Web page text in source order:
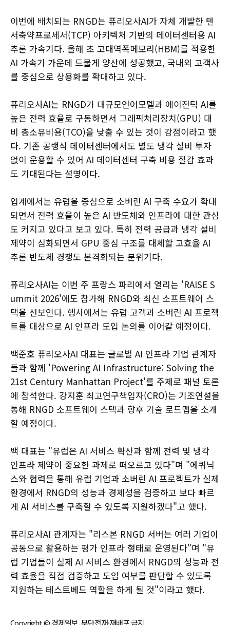
이번에 배치되는 RNGD는 퓨리오사AI가 자체 개발한 텐
서축약프로세서(TCP) 아키텍처 기반의 데이터센터용 AI
추론 가속기다. 올해 초 고대역폭메모리(HBM)를 적용한
AI 가속기 가운데 드물게 양산에 성공했고, 국내외 고객사
를 중심으로 상용화를 확대하고 있다.
퓨리오사AI는 RNGD가 대규모언어모델과 에이전틱 AI를
높은 전력 효율로 구동하면서 그래픽처리장치(GPU) 대
비 총소유비용(TCO)을 낮출 수 있는 것이 강점이라고 했
다. 기존 공랭식 데이터센터에서도 별도 냉각 설비 투자
없이 운용할 수 있어 AI 데이터센터 구축 비용 절감 효과
도 기대된다는 설명이다.
업계에서는 유럽을 중심으로 소버린 AI 구축 수요가 확대
되면서 전력 효율이 높은 AI 반도체와 인프라에 대한 관심
도 커지고 있다고 보고 있다. 특히 전력 공급과 냉각 설비
제약이 심화되면서 GPU 중심 구조를 대체할 고효율 AI
추론 반도체 경쟁도 본격화되는 분위기다.
퓨리오사AI는 이번 주 프랑스 파리에서 열리는 'RAISE S
ummit 2026'에도 참가해 RNGD와 최신 소프트웨어 스
택을 선보인다. 행사에서는 유럽 고객과 소버린 AI 프로젝
트를 대상으로 AI 인프라 도입 논의를 이어갈 예정이다.
백준호 퓨리오사AI 대표는 글로벌 AI 인프라 기업 관계자
들과 함께 'Powering AI Infrastructure: Solving the
21st Century Manhattan Project'를 주제로 패널 토론
에 참석한다. 강지훈 최고연구책임자(CRO)는 기조연설을
통해 RNGD 소프트웨어 스택과 향후 기술 로드맵을 소개
할 예정이다.
백 대표는 "유럽은 AI 서비스 확산과 함께 전력 및 냉각
인프라 제약이 중요한 과제로 떠오르고 있다"며 "에퀴닉
스와 협력을 통해 유럽 기업과 소버린 AI 프로젝트가 실제
환경에서 RNGD의 성능과 경제성을 검증하고 보다 빠르
게 AI 서비스를 구축할 수 있도록 지원하겠다"고 했다.
퓨리오사AI 관계자는 "리스본 RNGD 서버는 여러 기업이
공동으로 활용하는 평가 인프라 형태로 운영된다"며 "유
럽 기업들이 실제 AI 서비스 환경에서 RNGD의 성능과 전
력 효율을 직접 검증하고 도입 여부를 판단할 수 있도록
지원하는 테스트베드 역할을 하게 될 것"이라고 했다.
Copyright © 경제일보, 무단전재·재배포 금지